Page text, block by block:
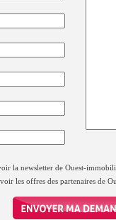
la newsletter de Ouest-
les offres des partenaires de